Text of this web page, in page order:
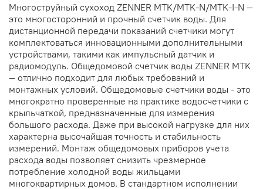
Многоструйный сухоход ZENNER MTK/MTK-N/MTK-I-N —
это многосторонний и прочный счетчик воды. Для
дистанционной передачи показаний счетчики могут
комплектоваться инновационными дополнительными
устройствами, такими как импульсный датчик и
радиомодуль. Общедомовой счетчик воды ZENNER MTK
— отлично подходит для любых требований и
монтажных условий. Общедомовые счетчики воды - это
многократно проверенные на практике водосчетчики с
крыльчаткой, предназначенные для измерения
большого расхода. Даже при высокой нагрузке для них
характерна высочайшая точность и стабильность
измерений. Монтаж общедомовых приборов учета
расхода воды позволяет снизить чрезмерное
потребление холодной воды жильцами
многоквартирных домов. В стандартном исполнении